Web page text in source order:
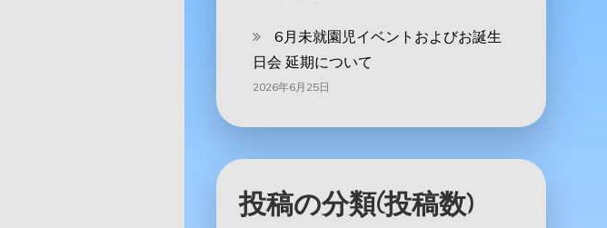
6月未就園児イベントおよびお誕生
日会 延期について
2026年6月25日
投稿の分類(投稿数)